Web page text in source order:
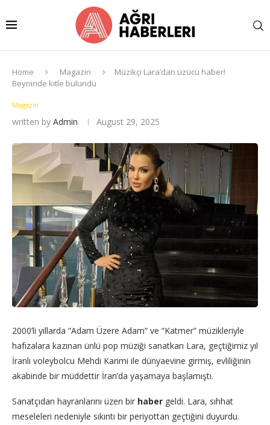
Home Magazin
Müzikçi Lara’dan üzücü haber!
Beyninde kitle bulundu
Magazin
written by Admin August 29, 2025
2000’li yıllarda “Adam Üzere Adam” ve “Katmer” müzikleriyle
hafızalara kazınan ünlü pop müziği sanatkarı Lara, geçtiğimiz yıl
İranlı voleybolcu Mehdi Karimi ile dünyaevine girmiş, evliliğinin
akabinde bir müddettir İran’da yaşamaya başlamıştı.
Sanatçıdan hayranlarını üzen bir haber geldi. Lara, sıhhat
meseleleri nedeniyle sıkıntı bir periyottan geçtiğini duyurdu.